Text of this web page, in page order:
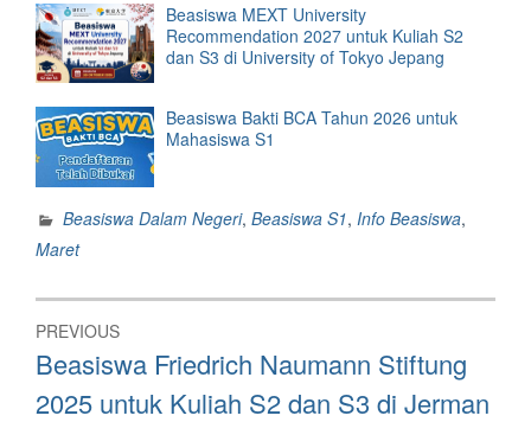
Beasiswa MEXT University
Recommendation 2027 untuk Kuliah S2
dan S3 di University of Tokyo Jepang
Beasiswa Bakti BCA Tahun 2026 untuk
Mahasiswa S1
Beasiswa Dalam Negeri, Beasiswa S1, Info Beasiswa,
Maret
Post
navigation
PREVIOUS
Previous
post:
Beasiswa Friedrich Naumann Stiftung
2025 untuk Kuliah S2 dan S3 di Jerman